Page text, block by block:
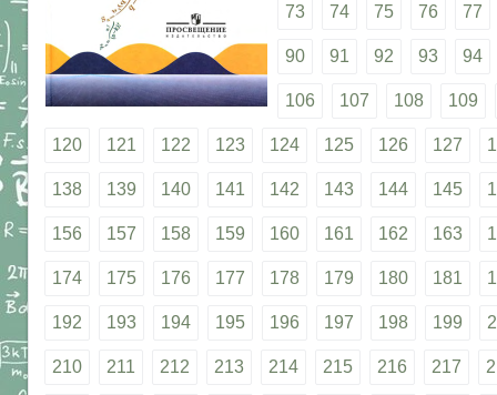
73 74 75 76 77
90 91 92 93 94
106 107 108 109
120 121 122 123 124 125 126 127
138 139 140 141 142 143 144 145
156 157 158 159 160 161 162 163
174 175 176 177 178 179 180 181
192 193 194 195 196 197 198 199
210 211 212 213 214 215 216 217